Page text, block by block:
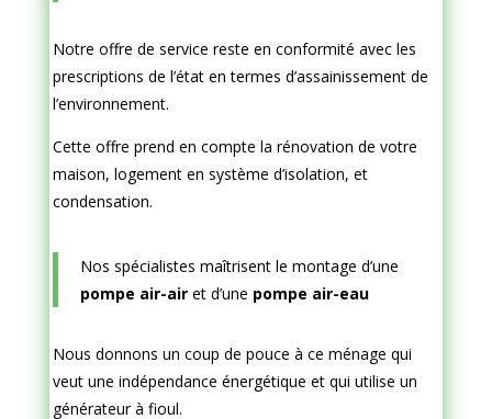
Notre offre de service reste en conformité avec les
prescriptions de l’état en termes d’assainissement de
l’environnement.
Cette offre prend en compte la rénovation de votre
maison, logement en système d’isolation, et
condensation.
Nos spécialistes maîtrisent le montage d’une
pompe air-airet d’une pompe air-eau
Nous donnons un coup de pouce à ce ménage qui
veut une indépendance énergétique et qui utilise un
générateur à fioul.